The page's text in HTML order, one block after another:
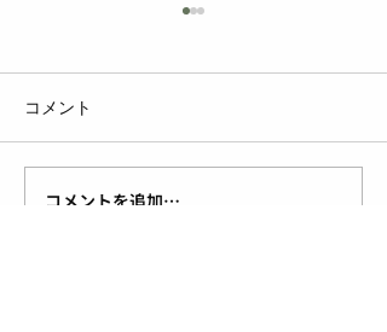
【終了しました】杉戸夏
コメント
コメントを追加…